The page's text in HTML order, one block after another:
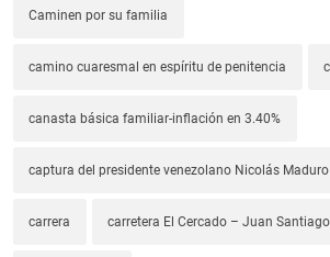
Caminen por su familia
camino cuaresmal en espíritu de penitencia
canasta básica familiar-inflación en 3.40%
captura del presidente venezolano Nicolás Maduro
carrera carretera El Cercado – Juan